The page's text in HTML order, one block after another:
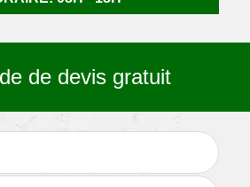
de devis gratuit